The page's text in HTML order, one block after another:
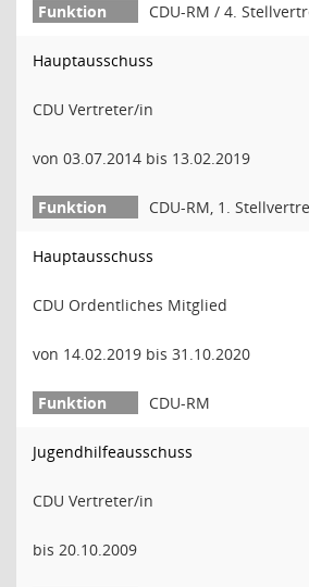
CDU-RM / 4.
Hauptausschuss
CDU Vertreter/in
von 03.07.2014 bis 13.02.2019
CDU-RM, 1.
Hauptausschuss
CDU Ordentliches Mitglied
von 14.02.2019 bis 31.10.2020
CDU-RM
Jugendhilfeausschuss
CDU Vertreter/in
bis 20.10.2009